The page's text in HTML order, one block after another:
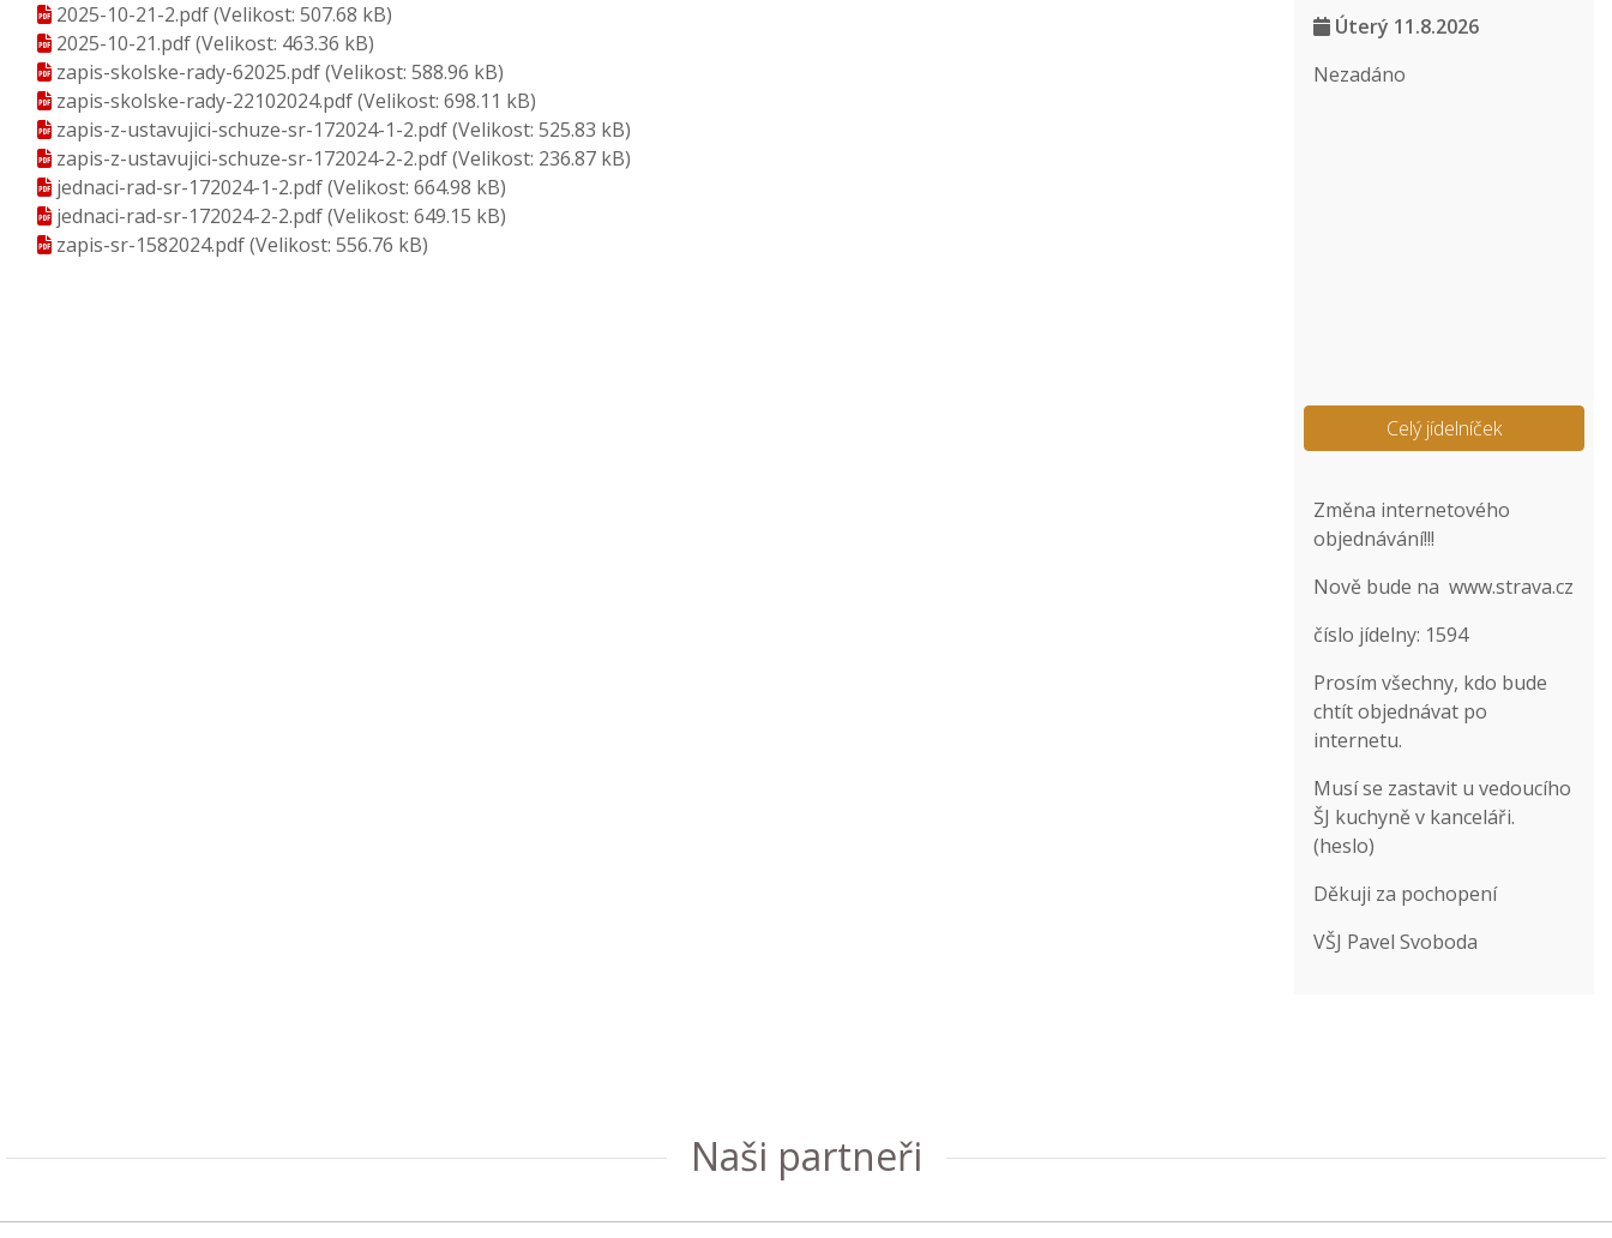
2025-10-21-2.pdf(Velikost: 507.68 kB)
2025-10-21.pdf(Velikost: 463.36 kB)
zapis-skolske-rady-62025.pdf(Velikost: 588.96 kB)
zapis-skolske-rady-22102024.pdf(Velikost: 698.11 kB)
zapis-z-ustavujici-schuze-sr-172024-1-2.pdf(Velikost: 525.83 kB)
zapis-z-ustavujici-schuze-sr-172024-2-2.pdf(Velikost: 236.87 kB)
jednaci-rad-sr-172024-1-2.pdf(Velikost: 664.98 kB)
jednaci-rad-sr-172024-2-2.pdf(Velikost: 649.15 kB)
zapis-sr-1582024.pdf(Velikost: 556.76 kB)
Úterý 11.8.2026
Nezadáno
Celý jídelníček
Změna internetového
objednávání!!!
Nově bude na www.strava.cz
číslo jídelny: 1594
Prosím všechny, kdo bude
chtít objednávat po
internetu.
Musí se zastavit u vedoucího
ŠJ kuchyně v kanceláři.
(heslo)
Děkuji za pochopení
VŠJ Pavel Svoboda
Naši partneři